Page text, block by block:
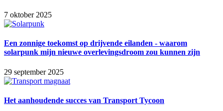
7 oktober 2025
Een zonnige toekomst op drijvende eilanden - waarom
solarpunk mijn nieuwe overlevingsdroom zou kunnen zijn
29 september 2025
Het aanhoudende succes van Transport Tycoon